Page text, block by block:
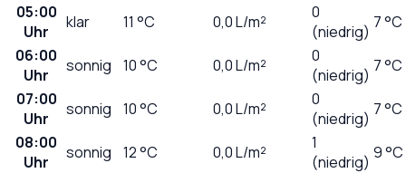
05:00
Uhr
klar 11 °C 0,0L/m²
0
(niedrig) 7 °C
06:00
Uhr
sonnig 10°C 0,0L/m²
0
(niedrig) 7 °C
07:00
Uhr
sonnig 10°C 0,0L/m²
0
(niedrig) 7 °C
08:00
Uhr
sonnig 12°C 0,0L/m²
1
(niedrig) 9 °C